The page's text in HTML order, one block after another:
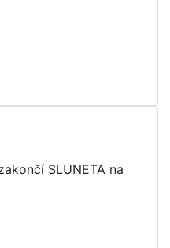
SLUNETA na